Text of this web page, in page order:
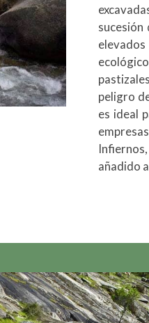
sucesión
peligro
es ideal
añadido